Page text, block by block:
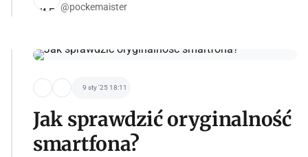
@pockemaister
9 sty '25 18:11
Jak sprawdzić oryginalność
smartfona?